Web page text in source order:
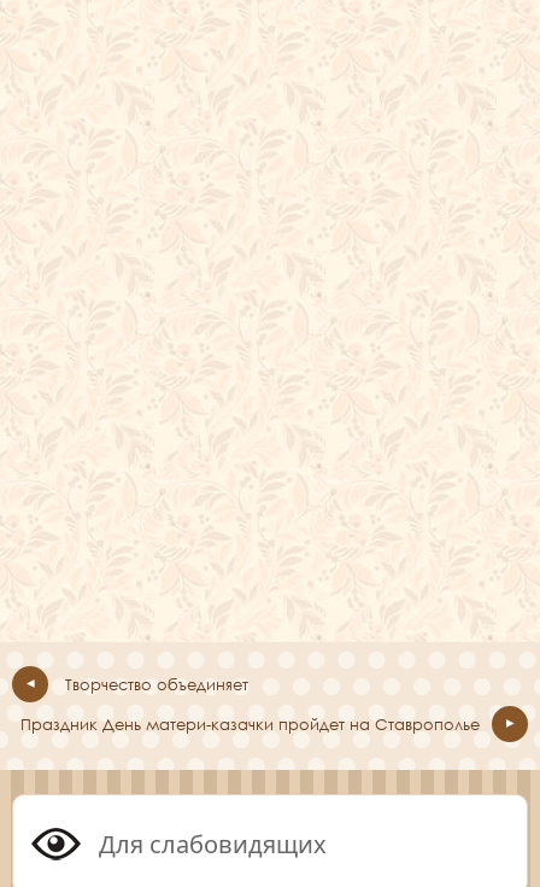
Творчество объединяет
Праздник День матери-казачки пройдет на Ставрополье
Для слабовидящих